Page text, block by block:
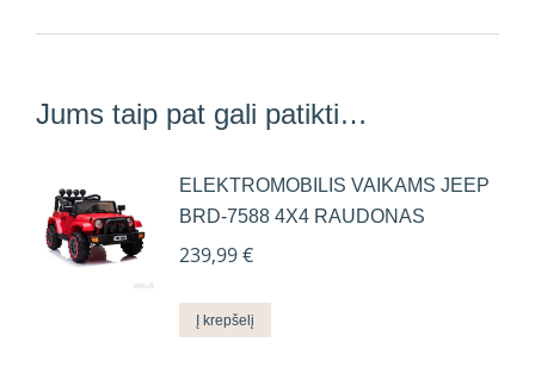
Jums taip pat gali patikti…
ELEKTROMOBILIS VAIKAMS JEEP
BRD-7588 4X4 RAUDONAS
239,99€
Į krepšelį